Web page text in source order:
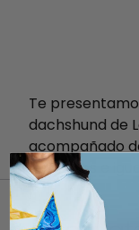
Te
dachshund de
acompañado
diminutos e